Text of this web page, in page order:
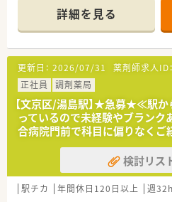
店の場合は薬剤師は調剤のみ
■社内外に関わらず多くの研
た社員が多く在籍しています。
■調剤、OTC完全分業制 調剤
いただけます。
■東証プライム上場グループ
■東京を中心に店舗展開、異動
動はございませんのでご自宅
す！
≪こんな薬局です≫
■根津駅より徒歩5分！
駅からも近くアクセスの良好
■日祝お休みの店舗です！
■近隣には上野動物園や美術館
詳細を見る
更新日： 2026/07/31 薬剤師求人ID：
正社員
調剤薬局
【文京区/湯島駅】★急募★≪駅
っているので未経験やブラン
合病院門前で科目に偏りなくご
検討リス
駅チカ 年間休日120日以上 週